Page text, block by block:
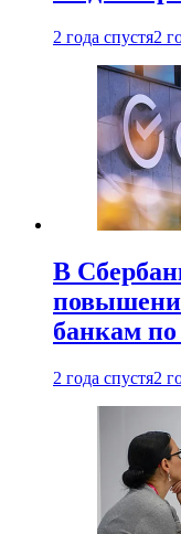
2 года спустя2
В
банкам по
2 года спустя2